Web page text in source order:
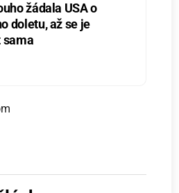
žádala USA o
doletu, až se je
sama